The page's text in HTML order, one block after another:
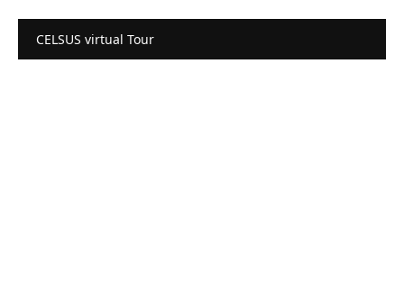
CELSUS virtual Tour